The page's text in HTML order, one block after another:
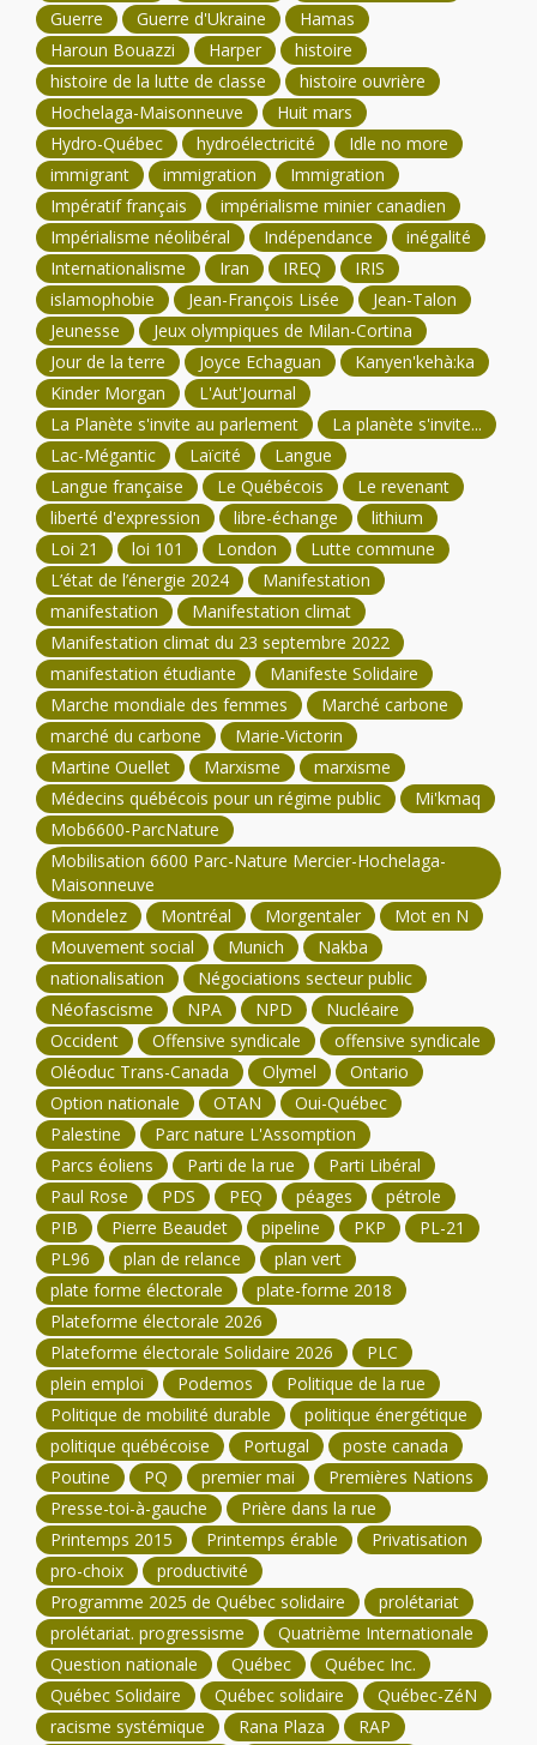
Guerre
Guerre d'Ukraine
Hamas
Haroun Bouazzi
Harper
histoire
histoire de la lutte de classe
histoire ouvrière
Hochelaga-Maisonneuve
Huit mars
Hydro-Québec
hydroélectricité
Idle no more
immigrant
immigration
Immigration
Impératif français
impérialisme minier canadien
Impérialisme néolibéral
Indépendance
inégalité
Internationalisme
Iran IREQ
IRIS
islamophobie
Jean-François Lisée
Jean-Talon
Jeunesse
Jeux olympiques de Milan-Cortina
Jour de la terre
Joyce Echaguan
Kanyen'kehà:ka
Kinder Morgan
L'Aut'Journal
La Planète s'invite au parlement
La planète s'invite...
Lac-Mégantic
Laïcité
Langue
Langue française
Le Québécois
Le revenant
liberté d'expression
libre-échange
lithium
Loi 21
loi 101 London
Lutte commune
L’état de l’énergie 2024
Manifestation
manifestation
Manifestation climat
Manifestation climat du 23 septembre 2022
manifestation étudiante
Manifeste Solidaire
Marche mondiale des femmes
Marché carbone
marché du carbone
Marie-Victorin
Martine Ouellet
Marxisme
marxisme
Médecins québécois pour un régime public
Mi'kmaq
Mob6600-ParcNature
Mobilisation 6600 Parc-Nature Mercier-Hochelaga-
Maisonneuve
Mondelez
Montréal Morgentaler
Mot en N
Mouvement social
Munich
Nakba
nationalisation
Négociations secteur public
Néofascisme
NPA NPD
Nucléaire
Occident
Offensive syndicale
offensive syndicale
Oléoduc Trans-Canada
Olymel
Ontario
Option nationale
OTAN
Oui-Québec
Palestine
Parc nature L'Assomption
Parcs éoliens
Parti de la rue
Parti Libéral
Paul Rose
PDS PEQ péages
pétrole
PIB
Pierre Beaudet pipeline PKP
PL-21
PL96
plan de relance
plan vert
plate forme électorale
plate-forme 2018
Plateforme électorale 2026
Plateforme électorale Solidaire 2026
PLC
plein emploi
Podemos
Politique de la rue
Politique de mobilité durable
politique énergétique
politique québécoise
Portugal
poste canada
Poutine
PQ premier mai
Premières Nations
Presse-toi-à-gauche
Prière dans la rue
Printemps 2015
Printemps érable
Privatisation
pro-choix
productivité
Programme 2025 de Québec solidaire
prolétariat
prolétariat. progressisme
Quatrième Internationale
Question nationale
Québec
Québec Inc.
Québec Solidaire
Québec solidaire
Québec-ZéN
racisme systémique
Rana Plaza
RAP